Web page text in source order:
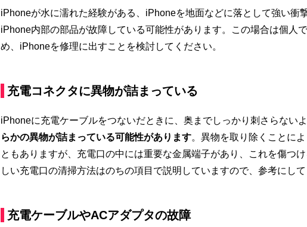
iPhoneが水に濡れた経験がある、iPhoneを地面などに落として強い衝
iPhone内部の部品が故障している可能性があります。この場合は個人
め、iPhoneを修理に出すことを検討してください。
充電コネクタに異物が詰まっている
iPhoneに充電ケーブルをつないだときに、奥までしっかり刺さらないよ
らかの異物が詰まっている可能性があります。異物を取り除くことに
ともありますが、充電口の中には重要な金属端子があり、これを傷つ
しい充電口の清掃方法はのちの項目で説明していますので、参考にして
充電ケーブルやACアダプタの故障